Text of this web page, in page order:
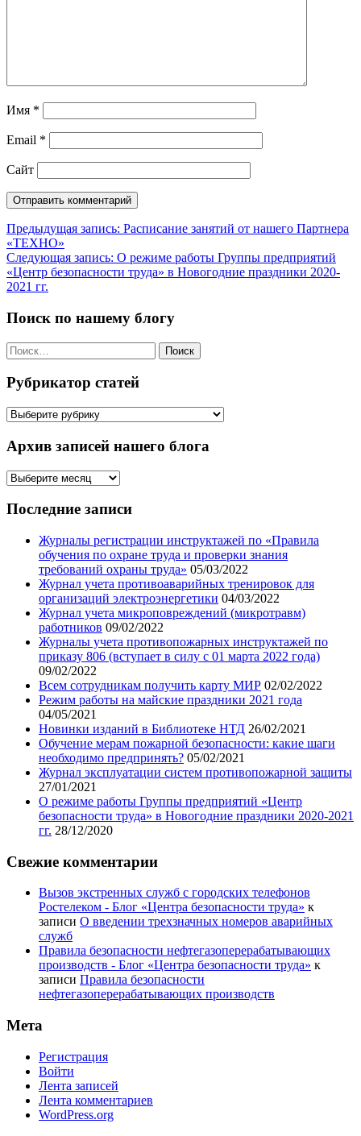
Имя *
Email *
Сайт
Навигация
по
записям
Предыдущая запись: Расписание занятий от нашего Партнера
«ТЕХНО»
Следующая запись: О режиме работы Группы предприятий
«Центр безопасности труда» в Новогодние праздники 2020-
2021 гг.
Поиск по нашему блогу
Найти:
Рубрикатор статей
Рубрикатор
Архив записей нашего блога
Архив
нашего
Последние записи
Журналы регистрации инструктажей по «Правила
обучения по охране труда и проверки знания
требований охраны труда» 05/03/2022
Журнал учета противоаварийных тренировок для
организаций электроэнергетики 04/03/2022
Журнал учета микроповреждений (микротравм)
работников 09/02/2022
Журналы учета противопожарных инструктажей по
приказу 806 (вступает в силу с 01 марта 2022 года)
09/02/2022
Всем сотрудникам получить карту МИР 02/02/2022
Режим работы на майские праздники 2021 года
04/05/2021
Новинки изданий в Библиотеке НТД 26/02/2021
Обучение мерам пожарной безопасности: какие шаги
необходимо предпринять? 05/02/2021
Журнал эксплуатации систем противопожарной защиты
27/01/2021
О режиме работы Группы предприятий «Центр
безопасности труда» в Новогодние праздники 2020-2021
гг. 28/12/2020
Свежие комментарии
Вызов экстренных служб с городских телефонов
Ростелеком - Блог «Центра безопасности труда» к
записи О введении трехзначных номеров аварийных
служб
Правила безопасности нефтегазоперерабатывающих
производств - Блог «Центра безопасности труда» к
записи Правила безопасности
нефтегазоперерабатывающих производств
Мета
Регистрация
Войти
Лента записей
Лента комментариев
WordPress.org